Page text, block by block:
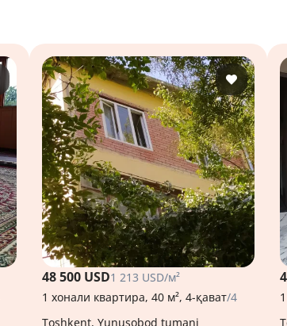
48 500 USD1 213 USD/м²
1 хонали квартира, 40 м², 4-қават/4
Toshkent, Yunusobod tumani